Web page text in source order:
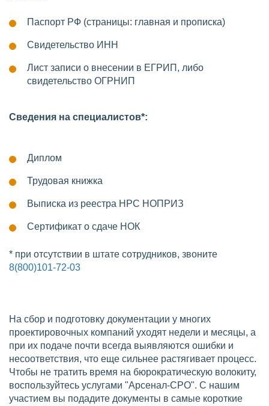
Паспорт РФ (страницы: главная и прописка)
Свидетельство ИНН
Лист записи о внесении в ЕГРИП, либо
свидетельство ОГРНИП
Сведения на специалистов*:
Диплом
Трудовая книжка
Выписка из реестра НРС НОПРИЗ
Сертификат о сдаче НОК
* при отсутствии в штате сотрудников, звоните
8(800)101-72-03
На сбор и подготовку документации у многих
проектировочных компаний уходят недели и месяцы, а
при их подаче почти всегда выявляются ошибки и
несоответствия, что еще сильнее растягивает процесс.
Чтобы не тратить время на бюрократическую волокиту,
воспользуйтесь услугами "Арсенал-СРО". С нашим
участием вы подадите документы в самые короткие